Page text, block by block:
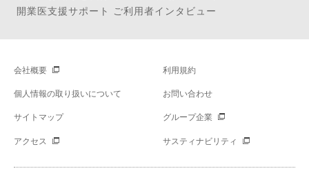
開業医支援サポート ご利用者インタビュー
会社概要 利用規約
個人情報の取り扱いについて お問い合わせ
サイトマップ グループ企業
アクセス サスティナビリティ